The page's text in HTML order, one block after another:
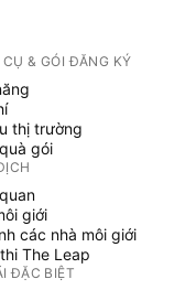
CỤ & GÓI ĐĂNG KÝ
thị trường
gói
giới
các nhà môi giới
The Leap
ĐẶC BIỆT